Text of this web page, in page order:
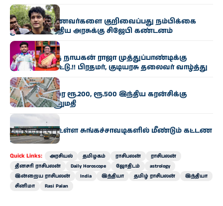
இந்தியா
போராடும் மாணவர்களை குறிவைப்பது நம்பிக்கை
துரோகம்: மத்திய அரசுக்கு சிஜேபி கண்டனம்
இந்தியா
காமன்வெல்த் நாயகன் ராஜா முத்துப்பாண்டிக்கு
குவியும் பாராட்டு.!! பிரதமர், குடியரசு தலைவர் வாழ்த்து
இந்தியா
ரூ.25,000 வரை ரூ.200, ரூ.500 இந்திய கரன்சிக்கு
நேபாளம் அனுமதி
இந்தியா
தமிழகத்தில் உள்ள சுங்கச்சாவடிகளில் மீண்டும் கட்டண
உயர்வு
Quick Links: அரசியல் தமிழகம் ராசிபலன்
ராசிபலன்
தினசரி ராசிபலன்
Daily Horoscope ஜோதிடம்
astrology
இன்றைய ராசிபலன்
India இந்தியா தமிழ் ராசிபலன்
இந்தியா
சினிமா
Rasi Palan